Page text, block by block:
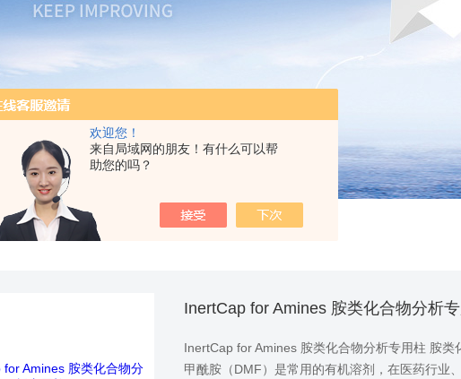
欢迎您！
来自局域网的朋友！有什么可以帮
助您的吗？
InertCap for Amines 胺类化合物分析
InertCap for Amines 胺类化合物分析专用柱 胺
甲酰胺（DMF）是常用的有机溶剂，在医药行业